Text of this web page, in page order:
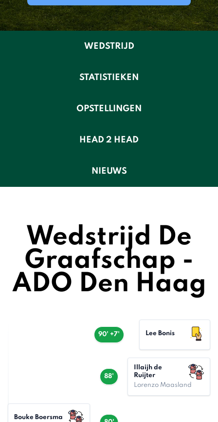
WEDSTRIJD
STATISTIEKEN
OPSTELLINGEN
HEAD 2 HEAD
NIEUWS
Wedstrijd De
Graafschap -
ADO Den Haag
90' +7' Lee Bonis
88'
Illaijh de
Ruijter
Lorenzo Maasland
Bouke Boersma